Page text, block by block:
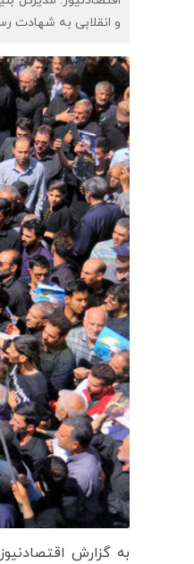
و انقلابی به شهادت
به گزارش